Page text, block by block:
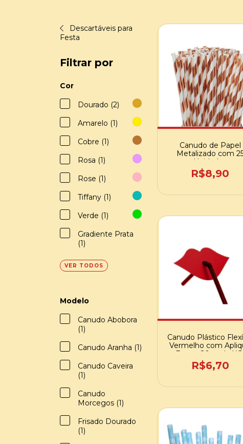
Descartáveis para
Festa
Filtrar por
Cor
Dourado (2)
Amarelo (1)
Cobre (1)
Rosa (1)
Rose (1)
Tiffany (1)
Verde (1)
Gradiente Prata
(1)
VER TODOS
Modelo
Canudo Abobora
(1)
Canudo Aranha (1)
Canudo Caveira
(1)
Canudo
Morcegos (1)
Frisado Dourado
(1)
Canudo de Papel
Metalizado com
Unidades
R$8,90
Canudo Plástico
Vermelho com
Boca - 20 und - XG-
18008
R$6,70